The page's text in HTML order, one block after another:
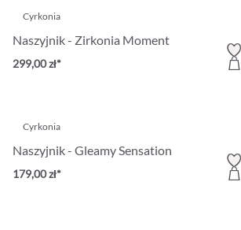
Cyrkonia
Naszyjnik - Zirkonia Moment
299,00 zł*
Cyrkonia
Naszyjnik - Gleamy Sensation
179,00 zł*